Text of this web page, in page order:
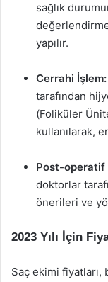
sağlık
yapılır.
Cerrahi İşlem:
tarafından
(Foliküler
kullanılarak,
Post-operatif
doktorlar
önerileri ve
2023 Yılı İçin
Saç ekimi